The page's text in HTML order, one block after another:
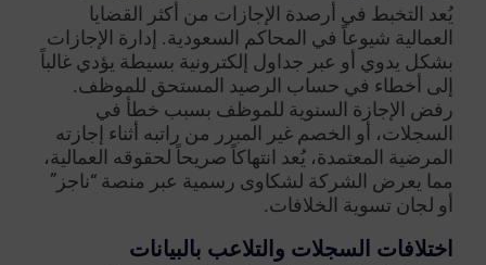
يُعد التخبط في أرصدة الإجازات من أكثر القضايا
العمالية شيوعاً في المحاكم السعودية. إدارة الإجازات
بشكل يدوي أو عبر جداول إلكترونية بسيطة يؤدي غالباً
إلى أخطاء في حساب الرصيد المستحق للموظف.
رفض الإجازة السنوية للموظف بسبب خطأ في
السجلات، أو الخصم غير المبرر من راتبه أثناء إجازته
المرضية المعتمدة، يُعد انتهاكاً صريحاً لحقوقه العمالية،
مما يعرض الشركة لشكاوى رسمية عبر منصة “ناجز”
أو لجان تسوية الخلافات.
اختلافات السجلات والتلاعب بالبيانات